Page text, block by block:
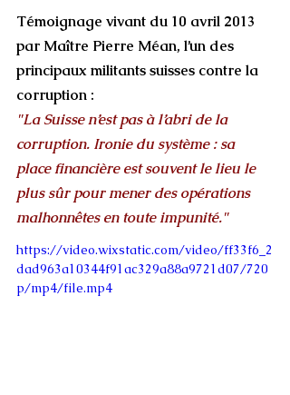
Témoignage vivant du 10 avril 2013
par Maître Pierre Méan, l’un des
principaux militants suisses contre la
corruption :
"La Suisse n’est pas à l’abri de la
corruption. Ironie du système : sa
place financière est souvent le lieu le
plus sûr pour mener des opérations
malhonnêtes en toute impunité."
https://video.wixstatic.com/video/ff33f6_2
dad963a10344f91ac329a88a9721d07/720
p/mp4/file.mp4